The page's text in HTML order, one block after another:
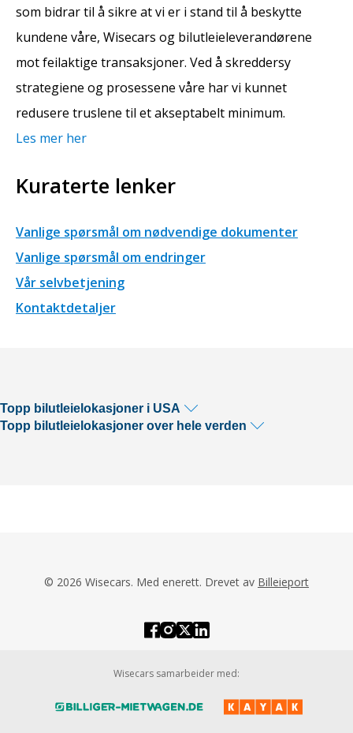
som bidrar til å sikre at vi er i stand til å beskytte
kundene våre, Wisecars og bilutleieleverandørene
mot feilaktige transaksjoner. Ved å skreddersy
strategiene og prosessene våre har vi kunnet
redusere truslene til et akseptabelt minimum.
Les mer her
Kuraterte lenker
Vanlige spørsmål om nødvendige dokumenter
Vanlige spørsmål om endringer
Vår selvbetjening
Kontaktdetaljer
Topp bilutleielokasjoner i USA
Topp bilutleielokasjoner over hele verden
© 2026 Wisecars. Med enerett. Drevet av Billeieport
Wisecars samarbeider med: